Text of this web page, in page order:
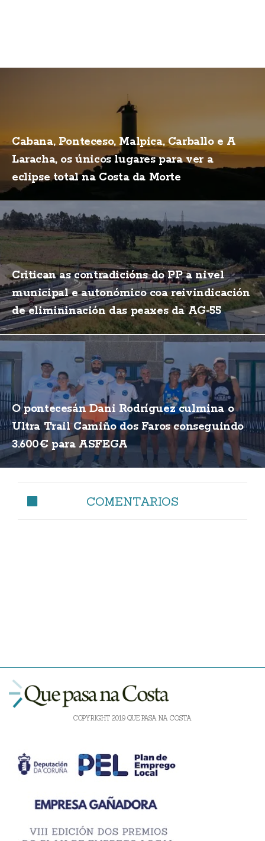
Cabana, Ponteceso, Malpica, Carballo e A
Laracha, os únicos lugares para ver a
eclipse total na Costa da Morte
Critican as contradicións do PP a nivel
municipal e autonómico coa reivindicación
de elimininación das peaxes da AG-55
O pontecesán Dani Rodríguez culmina o
Ultra Trail Camiño dos Faros conseguindo
3.600€ para ASFEGA
COMENTARIOS
COPYRIGHT 2019 QUE PASA NA COSTA